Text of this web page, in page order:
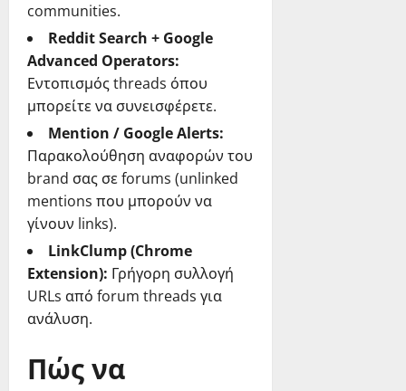
communities.
Reddit Search + Google
Advanced Operators:
Εντοπισμός threads όπου
μπορείτε να συνεισφέρετε.
Mention / Google Alerts:
Παρακολούθηση αναφορών του
brand σας σε forums (unlinked
mentions που μπορούν να
γίνουν links).
LinkClump (Chrome
Extension): Γρήγορη συλλογή
URLs από forum threads για
ανάλυση.
Πώς να